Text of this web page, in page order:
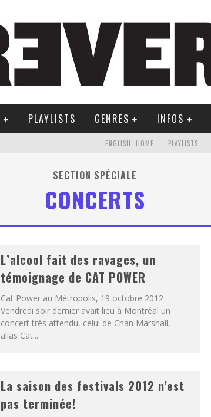
PLAYLISTS GENRES INFOS
ENGLISH: HOME PLAYLISTS
SECTION SPÉCIALE
CONCERTS
L’alcool fait des ravages, un
témoignage de CAT POWER
Cat Power au Métropolis, 19 octobre 2012
Vendredi soir dernier avait lieu à Montréal un
concert très attendu, celui de Chan Marshall,
alias Cat...
La saison des festivals 2012 n’est
pas terminée!